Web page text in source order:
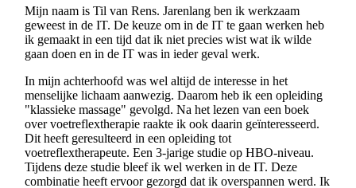
Mijn naam is Til van Rens. Jarenlang ben ik werkzaam
geweest in de IT. De keuze om in de IT te gaan werken heb
ik gemaakt in een tijd dat ik niet precies wist wat ik wilde
gaan doen en in de IT was in ieder geval werk.
In mijn achterhoofd was wel altijd de interesse in het
menselijke lichaam aanwezig. Daarom heb ik een opleiding
"klassieke massage" gevolgd. Na het lezen van een boek
over voetreflextherapie raakte ik ook daarin geïnteresseerd.
Dit heeft geresulteerd in een opleiding tot
voetreflextherapeute. Een 3-jarige studie op HBO-niveau.
Tijdens deze studie bleef ik wel werken in de IT. Deze
combinatie heeft ervoor gezorgd dat ik overspannen werd. Ik